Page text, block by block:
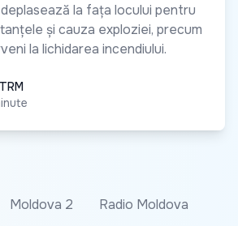
la fața locului pentru
și cauza exploziei, precum
la lichidarea incendiului.
Moldova 2
Radio Moldova